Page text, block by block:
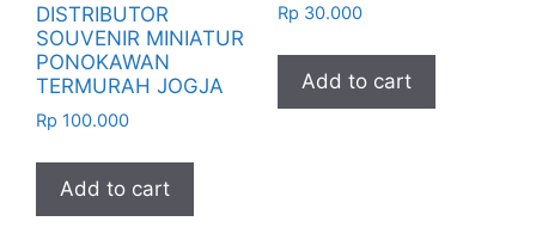
DISTRIBUTOR
SOUVENIR MINIATUR
PONOKAWAN
TERMURAH JOGJA
Rp 100.000
Add to cart
Rp 30.000
Add to cart